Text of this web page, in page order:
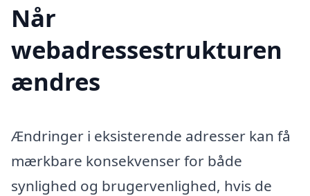
Når
webadressestrukturen
ændres
Ændringer i eksisterende adresser kan få
mærkbare konsekvenser for både
synlighed og brugervenlighed, hvis de